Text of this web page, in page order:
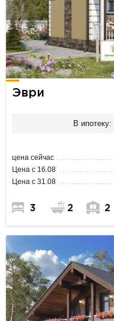
Эври
В ипотеку:
цена сейчас
Цена с 16.08
Цена с 31.08
3 2 2